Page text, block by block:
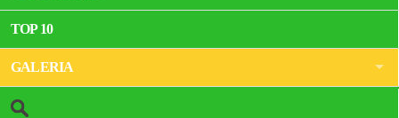
TOP 10
GALERIA